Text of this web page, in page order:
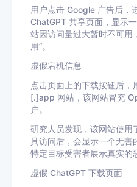
用户点击 Google 广告后，
ChatGPT 共享页面，显示
站因访问量过大暂时不可用
用”。
虚假宕机信息
点击页面上的下载按钮后
[.]app 网站，该网站冒充
户。
研究人员发现，该网站使用
具访问后，会显示一个无害
特定目标受害者展示真实的
虚假 ChatGPT 下载页面